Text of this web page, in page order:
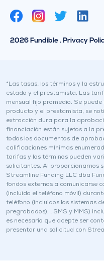
G
o
r
L
i
n
I
n
2026 Fundible . Privacy
*Las tasas, los términos y la
estado y el prestamista. Las
mensual fijo promedio. Se
producto y el prestamista, se
extracción dura para la
financiación están sujetos a la
todos los documentos de
calificaciones mínimas
tarifas y los términos pueden
solicitantes. Al proporcionarnos
Streamline Funding LLC dba
fondos externos a comunicarse
(incluido el teléfono móvil)
teléfono (incluidos los sistemas
pregrabados). , SMS y MMS)
es necesario que acepte ser
presentar una solicitud con